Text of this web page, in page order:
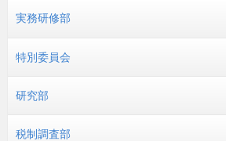
実務研修部
特別委員会
研究部
税制調査部